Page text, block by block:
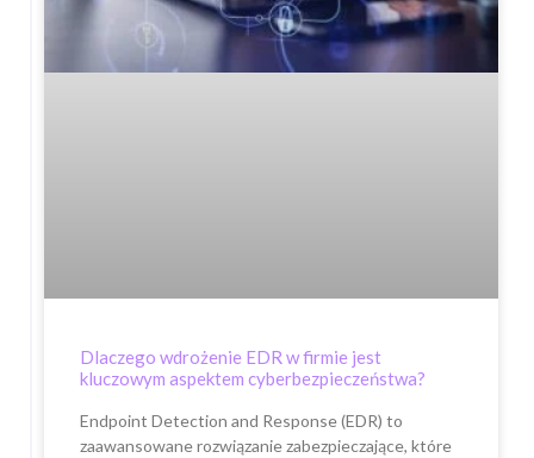
Dlaczego wdrożenie EDR w firmie jest
kluczowym aspektem cyberbezpieczeństwa?
Endpoint Detection and Response (EDR) to
zaawansowane rozwiązanie zabezpieczające, które